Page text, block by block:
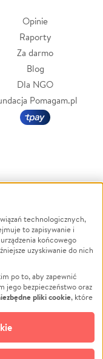
Opinie
Raporty
Za darmo
Blog
Dla NGO
Pomagam.pl
Powódź
Wichura
NGO
Edukacja
Podróż
Impreza
środowiska
Biznes
technologicznych,
to zapisywanie i
końcowego
uzyskiwanie do nich
po to, aby zapewnić
jego bezpieczeństwo oraz
pliki cookie, które
Możesz wyrazić
momencie masz
zgodami cookie”,